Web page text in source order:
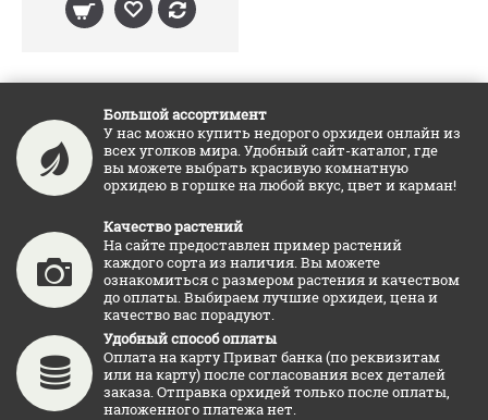
Большой ассортимент
У нас можно купить недорого орхидеи онлайн из
всех уголков мира. Удобный сайт-каталог, где
вы можете выбрать красивую комнатную
орхидею в горшке на любой вкус, цвет и карман!
Качество растений
На сайте предоставлен пример растений
каждого сорта из наличия. Вы можете
ознакомиться с размером растения и качеством
до оплаты. Выбираем лучшие орхидеи, цена и
качество вас порадуют.
Удобный способ оплаты
Оплата на карту Приват банка (по реквизитам
или на карту) после согласования всех деталей
заказа. Отправка орхидей только после оплаты,
наложенного платежа нет.